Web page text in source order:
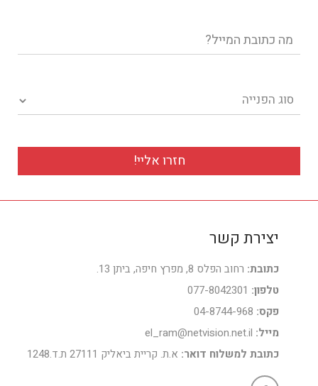
דוא"ל
סוג הפנייה
יצירת קשר
כתובת: רחוב הפלס 8, מפרץ חיפה, ביתן 13.
טלפון: 077-8042301
פקס:
מייל:
כתובת למשלוח דואר: א.ת. קריית ביאליק 27111 ת.ד.1248